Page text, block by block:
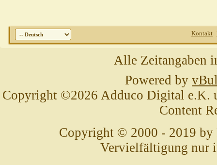
Kontakt
Alle Zeitangaben
Powered by
Copyright ©2026 Adduco Digital e.K.
Content
Copyright © 2000 - 2019 by
Vervielfältigung nur